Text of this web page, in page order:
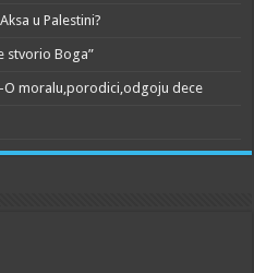
u Palestini?
stvorio Boga”
O moralu,porodici,odgoju dece